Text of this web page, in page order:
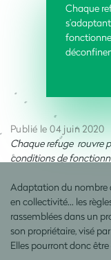
Chaque
Publié le 04 juin 2020
Chaque refuge rouvre
conditions de
Adaptation du nombre
en collectivité... les
rassemblées dans un
son propriétaire, visé
Elles pourront donc